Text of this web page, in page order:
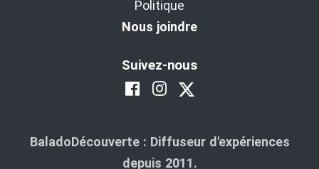
Politique
Nous joindre
Suivez-nous
BaladoDécouverte : Diffuseur d'expériences
depuis 2011.